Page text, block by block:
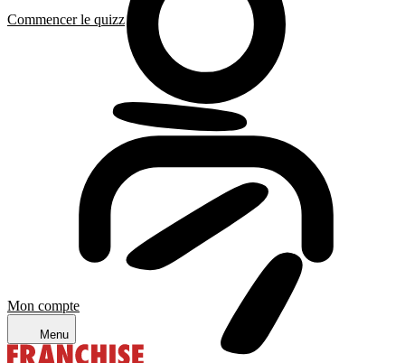
Mon compte
Menu
Commencer le quizz